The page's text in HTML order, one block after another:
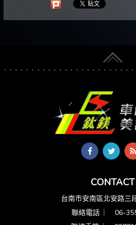
CONTACT
台南市安南區北安路三
聯絡電話 ︳ 06-